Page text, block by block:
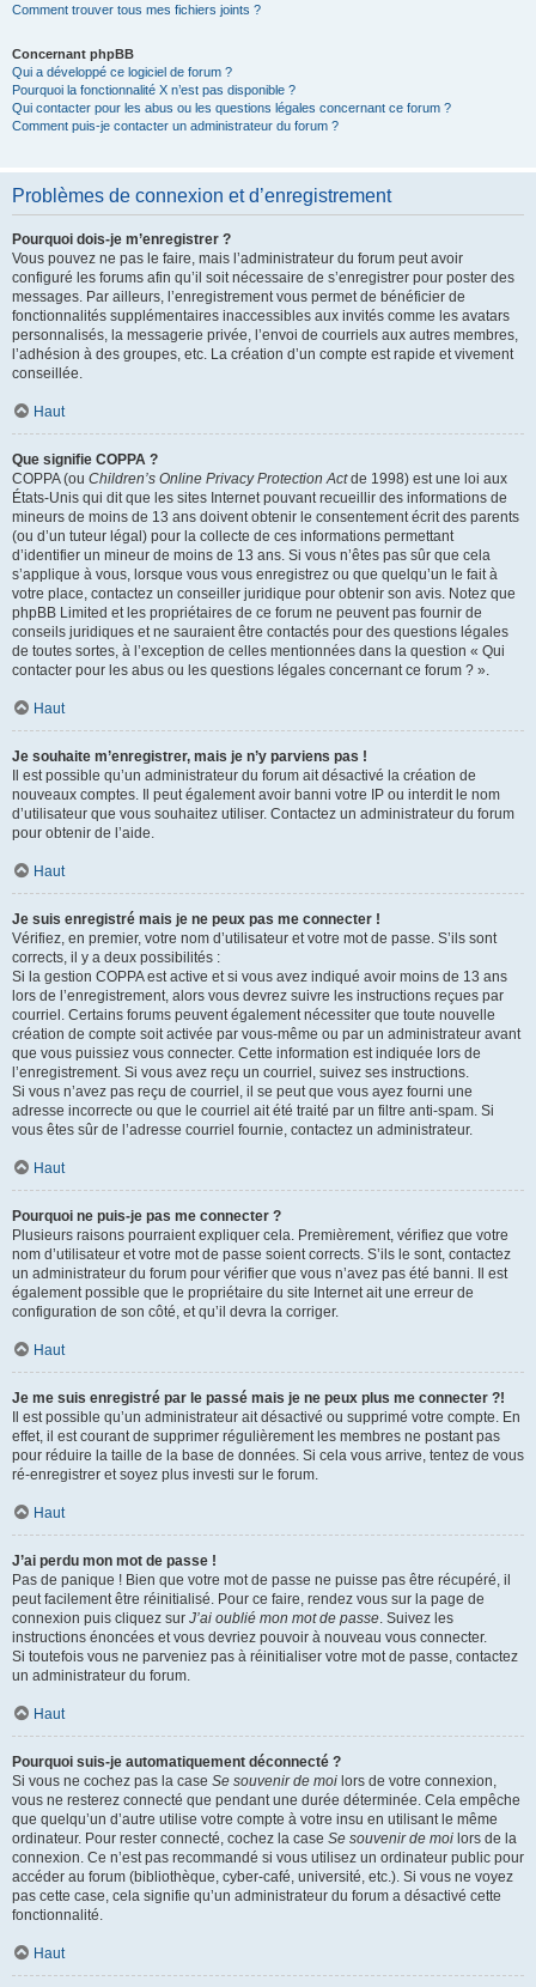
Comment trouver tous mes fichiers joints ?
Concernant phpBB
Qui a développé ce logiciel de forum ?
Pourquoi la fonctionnalité X n’est pas disponible ?
Qui contacter pour les abus ou les questions légales concernant ce forum ?
Comment puis-je contacter un administrateur du forum ?
Problèmes de connexion et d’enregistrement
Pourquoi dois-je m’enregistrer ?
Vous pouvez ne pas le faire, mais l’administrateur du forum peut avoir
configuré les forums afin qu’il soit nécessaire de s’enregistrer pour poster des
messages. Par ailleurs, l’enregistrement vous permet de bénéficier de
fonctionnalités supplémentaires inaccessibles aux invités comme les avatars
personnalisés, la messagerie privée, l’envoi de courriels aux autres membres,
l’adhésion à des groupes, etc. La création d’un compte est rapide et vivement
conseillée.
Haut
Que signifie COPPA ?
COPPA (ou Children’s Online Privacy Protection Actde 1998) est une loi aux
États-Unis qui dit que les sites Internet pouvant recueillir des informations de
mineurs de moins de 13 ans doivent obtenir le consentement écrit des parents
(ou d’un tuteur légal) pour la collecte de ces informations permettant
d’identifier un mineur de moins de 13 ans. Si vous n’êtes pas sûr que cela
s’applique à vous, lorsque vous vous enregistrez ou que quelqu’un le fait à
votre place, contactez un conseiller juridique pour obtenir son avis. Notez que
phpBB Limited et les propriétaires de ce forum ne peuvent pas fournir de
conseils juridiques et ne sauraient être contactés pour des questions légales
de toutes sortes, à l’exception de celles mentionnées dans la question « Qui
contacter pour les abus ou les questions légales concernant ce forum ? ».
Haut
Je souhaite m’enregistrer, mais je n’y parviens pas !
Il est possible qu’un administrateur du forum ait désactivé la création de
nouveaux comptes. Il peut également avoir banni votre IP ou interdit le nom
d’utilisateur que vous souhaitez utiliser. Contactez un administrateur du forum
pour obtenir de l’aide.
Haut
Je suis enregistré mais je ne peux pas me connecter !
Vérifiez, en premier, votre nom d’utilisateur et votre mot de passe. S’ils sont
corrects, il y a deux possibilités :
Si la gestion COPPA est active et si vous avez indiqué avoir moins de 13 ans
lors de l’enregistrement, alors vous devrez suivre les instructions reçues par
courriel. Certains forums peuvent également nécessiter que toute nouvelle
création de compte soit activée par vous-même ou par un administrateur avant
que vous puissiez vous connecter. Cette information est indiquée lors de
l’enregistrement. Si vous avez reçu un courriel, suivez ses instructions.
Si vous n’avez pas reçu de courriel, il se peut que vous ayez fourni une
adresse incorrecte ou que le courriel ait été traité par un filtre anti-spam. Si
vous êtes sûr de l’adresse courriel fournie, contactez un administrateur.
Haut
Pourquoi ne puis-je pas me connecter ?
Plusieurs raisons pourraient expliquer cela. Premièrement, vérifiez que votre
nom d’utilisateur et votre mot de passe soient corrects. S’ils le sont, contactez
un administrateur du forum pour vérifier que vous n’avez pas été banni. Il est
également possible que le propriétaire du site Internet ait une erreur de
configuration de son côté, et qu’il devra la corriger.
Haut
Je me suis enregistré par le passé mais je ne peux plus me connecter ?!
Il est possible qu’un administrateur ait désactivé ou supprimé votre compte. En
effet, il est courant de supprimer régulièrement les membres ne postant pas
pour réduire la taille de la base de données. Si cela vous arrive, tentez de vous
ré-enregistrer et soyez plus investi sur le forum.
Haut
J’ai perdu mon mot de passe !
Pas de panique ! Bien que votre mot de passe ne puisse pas être récupéré, il
peut facilement être réinitialisé. Pour ce faire, rendez vous sur la page de
connexion puis cliquez sur J’ai oublié mon mot de passe. Suivez les
instructions énoncées et vous devriez pouvoir à nouveau vous connecter.
Si toutefois vous ne parveniez pas à réinitialiser votre mot de passe, contactez
un administrateur du forum.
Haut
Pourquoi suis-je automatiquement déconnecté ?
Si vous ne cochez pas la case Se souvenir de moi lors de votre connexion,
vous ne resterez connecté que pendant une durée déterminée. Cela empêche
que quelqu’un d’autre utilise votre compte à votre insu en utilisant le même
ordinateur. Pour rester connecté, cochez la case Se souvenir de moi lors de la
connexion. Ce n’est pas recommandé si vous utilisez un ordinateur public pour
accéder au forum (bibliothèque, cyber-café, université, etc.). Si vous ne voyez
pas cette case, cela signifie qu’un administrateur du forum a désactivé cette
fonctionnalité.
Haut